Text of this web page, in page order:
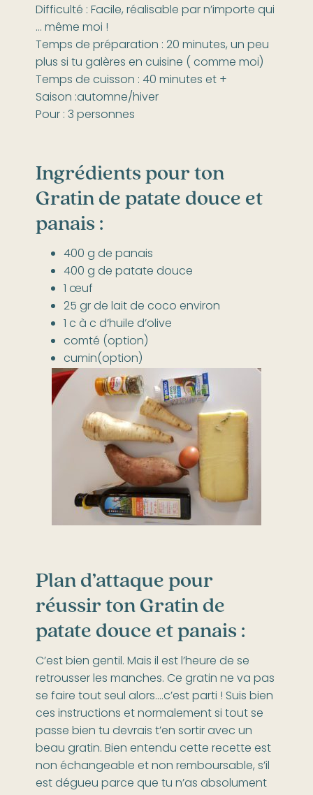
Difficulté : Facile, réalisable par n’importe qui
… même moi !
Temps de préparation : 20 minutes, un peu
plus si tu galères en cuisine ( comme moi)
Temps de cuisson : 40 minutes et +
Saison :automne/hiver
Pour : 3 personnes
Ingrédients pour ton
Gratin de patate douce et
panais :
400 g de panais
400 g de patate douce
1 œuf
25 gr de lait de coco environ
1 c à c d’huile d’olive
comté (option)
cumin(option)
Plan d’attaque pour
réussir ton Gratin de
patate douce et panais :
C’est bien gentil. Mais il est l’heure de se
retrousser les manches. Ce gratin ne va pas
se faire tout seul alors….c’est parti ! Suis bien
ces instructions et normalement si tout se
passe bien tu devrais t’en sortir avec un
beau gratin. Bien entendu cette recette est
non échangeable et non remboursable, s’il
est dégueu parce que tu n’as absolument